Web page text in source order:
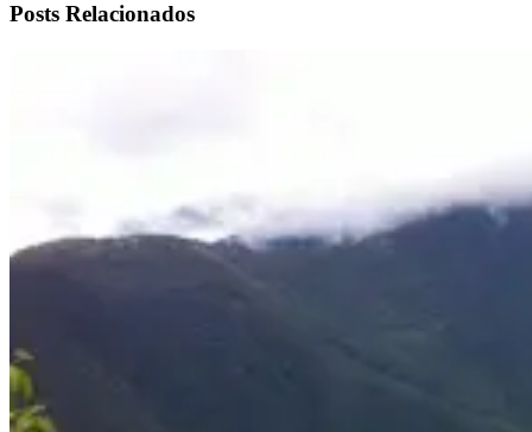
Posts Relacionados